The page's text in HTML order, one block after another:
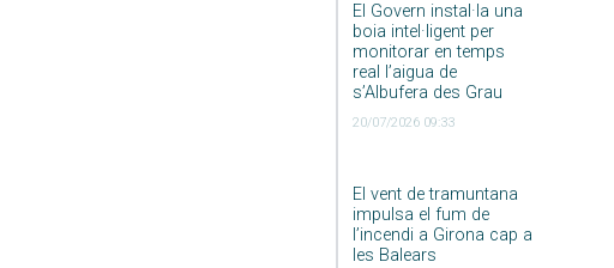
El Govern instal·la una
boia intel·ligent per
monitorar en temps
real l’aigua de
s’Albufera des Grau
20/07/2026 09:33
El vent de tramuntana
impulsa el fum de
l’incendi a Girona cap a
les Balears